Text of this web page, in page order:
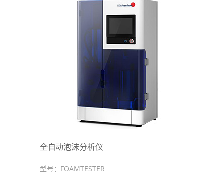
全自动泡沫分析仪
型号： FOAMTESTER